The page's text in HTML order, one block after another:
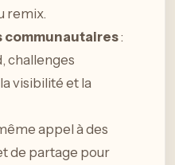
remix.
communautaires:
challenges
visibilité et la
appel à des
de partage pour